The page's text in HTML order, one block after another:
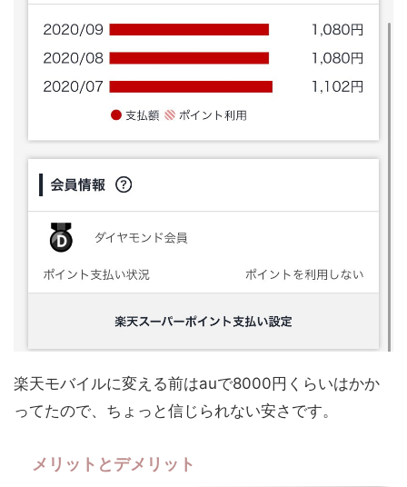
楽天モバイルに変える前はauで8000円くらいはかか
ってたので、ちょっと信じられない安さです。
メリットとデメリット